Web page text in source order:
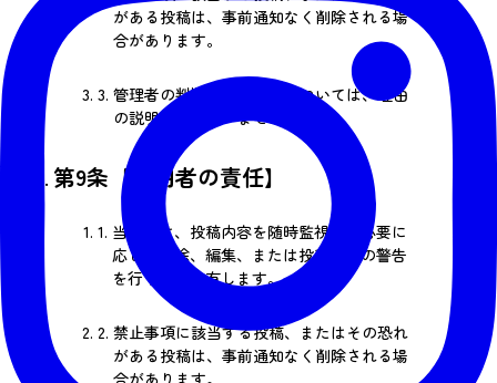
がある投稿は、事前通知なく削除される場
合があります。
3. 管理者の判断による措置については、理由
の説明義務を負いません。
第9条【利用者の責任】
1. 当協会は、投稿内容を随時監視し、必要に
応じて削除、編集、または投稿者への警告
を行う権限を有します。
2. 禁止事項に該当する投稿、またはその恐れ
がある投稿は、事前通知なく削除される場